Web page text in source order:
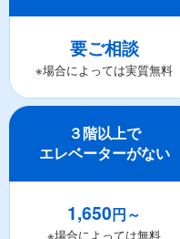
要ご相談
※場合によっては実質無料
３階以上で
エレベーターがない
1,650円～
※場合によっては無料